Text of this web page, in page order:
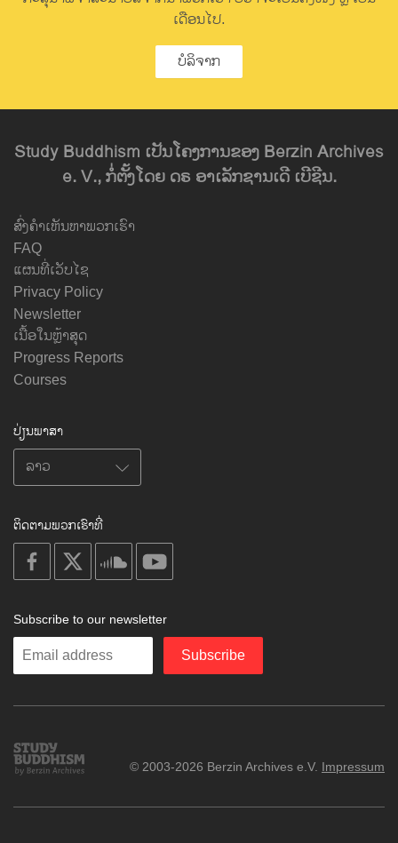
ເດືອນໄປ.
ບໍລິຈາກ
Study Buddhism ເປັນໂຄງການຂອງ Berzin Archives
e. V., ກໍ່ຕັ້ງໂດຍ ດຣ ອາເລັກຊານເດີ ເບີຊີນ.
ສົ່ງຄຳເຫັນຫາພວກເຮົາ
FAQ
ແຜນທີ່ເວັບໄຊ
Privacy Policy
Newsletter
ເນື້ອໃນຫຼ້າສຸດ
Progress Reports
Courses
ປ່ຽນພາສາ
ຕິດຕາມພວກເຮົາທີ່
on
facebook
on
on
soundcloud
on
Subscribe to our newsletter
Enter
Subscribe
Study
Buddhism
© 2003-2026 Berzin Archives e.V. Impressum